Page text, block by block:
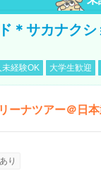
＊サカナク
経験OK 大学生歓迎
ーナツアー＠日
り